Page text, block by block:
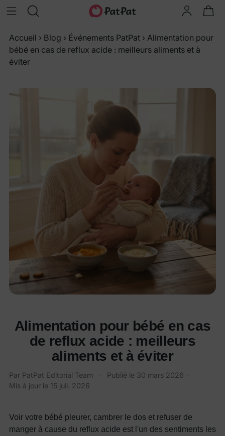
Accueil › Blog › Événements PatPat › Alimentation pour
bébé en cas de reflux acide : meilleurs aliments et à
éviter
Alimentation pour bébé en cas
de reflux acide : meilleurs
aliments et à éviter
Par PatPat Editorial Team Publié le 30 mars 2026
Mis à jour le 15 juil. 2026
Voir votre bébé pleurer, cambrer le dos et refuser de
manger à cause du reflux acide est l'un des sentiments les